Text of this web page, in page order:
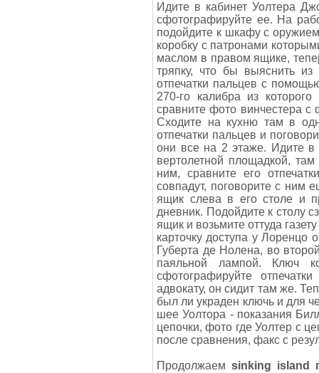
Идите в кабинет Уолтера
сфотографируйте ее. На
подойдите к шкафу с
коробку с патронами
маслом в правом ящике,
тряпку, что бы выяснить
отпечатки пальцев с
270-го калибра из
сравните фото винчестера
Сходите на кухню там в
отпечатки пальцев и
они все на 2 этаже. Идите в
вертолетной площадкой,
ним, сравните его
совпадут, поговорите с ним
ящик слева в его столе и
дневник. Подойдите к столу
ящик и возьмите оттуда
карточку доступа у Лоренцо
Губерта де Нолена, во
паяльной лампой. Ключ
сфотографируйте
адвокату, он сидит там же.
был ли украден ключь и для
шее Уолтора - показания
цепочки, фото где Уолтер с
после сравнения, факс с
Продолжаемsinking island